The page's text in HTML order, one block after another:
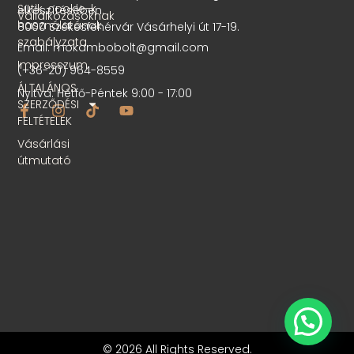
elkészítésében.
8000 Székesfehérvár Vásárhelyi út 17-19.
Email: mokambobolt@gmail.com
(+36-20) 964-8559
Nyitva: Hétfő-Péntek 9:00 - 17:00
Vállalkozásoknak
Sütik, cookie-k
használatának
szabályzata
Impresszum
ÁLTALÁNOS
SZERZŐDÉSI
FELTÉTELEK
Vásárlási
útmutató
© 2026 All Rights Reserved.